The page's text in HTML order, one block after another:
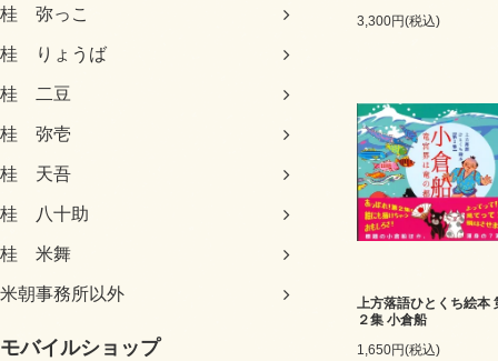
桂 弥っこ
桂 りょうば
桂 二豆
桂 弥壱
桂 天吾
桂 八十助
桂 米舞
米朝事務所以外
モバイルショップ
3,300円(税込)
上方落語ひとくち絵本
２集 小倉船
1,650円(税込)